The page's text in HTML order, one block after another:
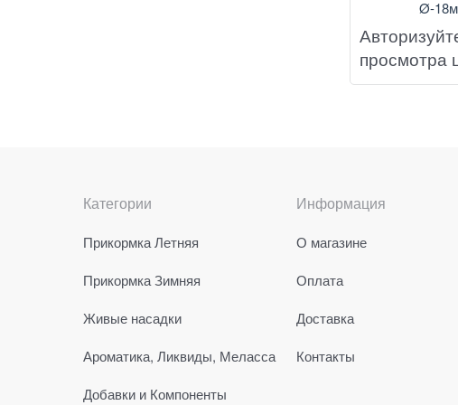
Ø-
просмотра
Категории
Прикормка Летняя
Прикормка Зимняя
Живые насадки
Ароматика, Ликвиды, Меласса
Добавки и Компоненты
Информация
О магазине
Оплата
Доставка
Контакты